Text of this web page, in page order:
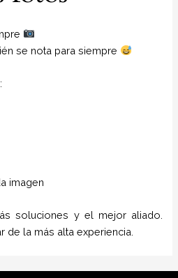
se nota para siempre
imagen
soluciones y el mejor aliado.
de la más alta experiencia.